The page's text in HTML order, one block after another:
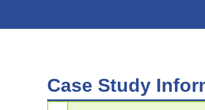
Case Study